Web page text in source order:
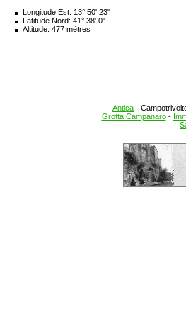
Longitude Est: 13° 50' 23"
Latitude Nord: 41° 38' 0"
Altitude: 477 mètres
Antica -
Grotta Campanaro-